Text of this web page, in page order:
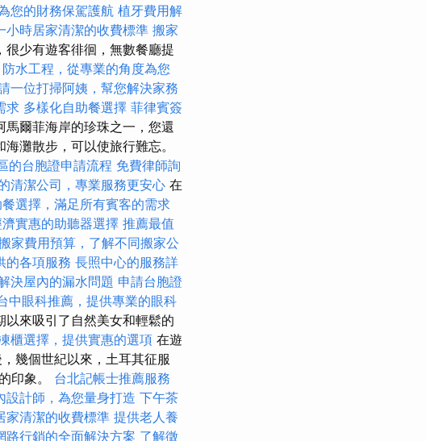
您的財務保駕護航 植牙費用解
小時居家清潔的收費標準 搬家
少有遊客徘徊，無數餐廳提
防水工程，從專業的角度為您
一位打掃阿姨，幫您解決家務
求 多樣化自助餐選擇 菲律賓簽
爾菲海岸的珍珠之一，您還
灘散步，可以使旅行難忘。
的台胞證申請流程 免費律師詢
清潔公司，專業服務更安心 在
選擇，滿足所有賓客的需求
實惠的助聽器選擇 推薦最值
家費用預算，了解不同搬家公
的各項服務 長照中心的服務詳
決屋內的漏水問題 申請台胞證
中眼科推薦，提供專業的眼科
以來吸引了自然美女和輕鬆的
櫃選擇，提供實惠的選項 在遊
幾個世紀以來，土耳其征服
印象。 台北記帳士推薦服務
設計師，為您量身打造 下午茶
家清潔的收費標準 提供老人養
路行銷的全面解決方案 了解徵